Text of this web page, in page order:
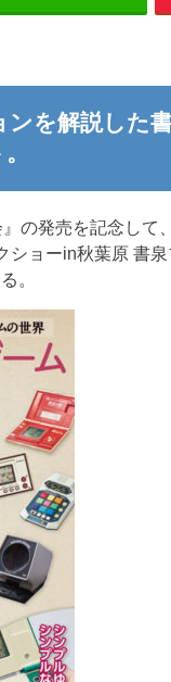
を解説した
の発売を記念して
ショーin秋葉原 書
。